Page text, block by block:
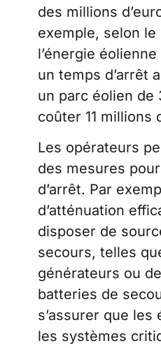
des millions
exemple, selon
l’énergie
un temps d’arrêt
un parc éolien de
coûter 11 millions
Les opérateurs
des mesures
d’arrêt. Par
d’atténuation
disposer de
secours, telles
générateurs ou
batteries de
s’assurer que les
les systèmes